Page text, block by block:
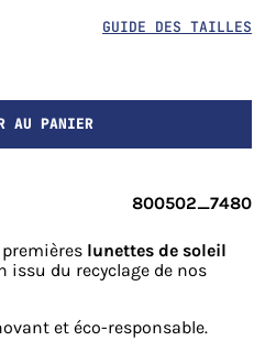
GUIDE DES TAILLES
AU PANIER
800502_7480
lunettes de soleil
issu du recyclage de nos
et éco-responsable.